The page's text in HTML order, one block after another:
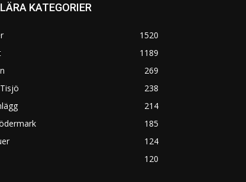
KATEGORIER
1520
1189
269
238
214
185
124
120